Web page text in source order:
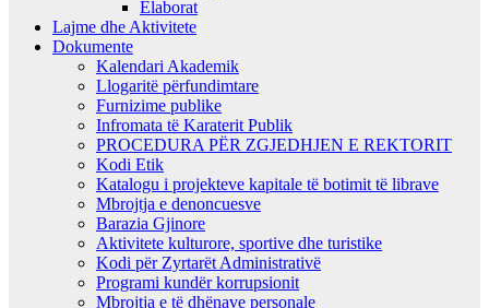
Elaborat
Lajme dhe Aktivitete
Dokumente
Kalendari Akademik
Llogaritë përfundimtare
Furnizime publike
Infromata të Karaterit Publik
PROCEDURA PËR ZGJEDHJEN E REKTORIT
Kodi Etik
Katalogu i projekteve kapitale të botimit të librave
Mbrojtja e denoncuesve
Barazia Gjinore
Aktivitete kulturore, sportive dhe turistike
Kodi për Zyrtarët Administrativë
Programi kundër korrupsionit
Mbrojtja e të dhënave personale